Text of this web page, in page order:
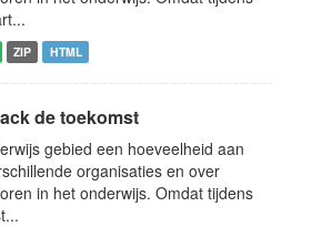
ZIP HTML
de toekomst
gebied een hoeveelheid aan
organisaties en over
in het onderwijs. Omdat tijdens